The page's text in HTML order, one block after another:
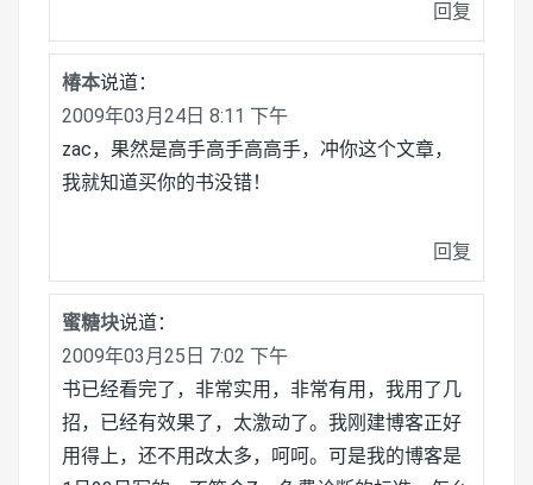
回复
椿本说道：
2009年03月24日 8:11 下午
zac，果然是高手高手高高手，冲你这个文章，
我就知道买你的书没错！
回复
蜜糖块说道：
2009年03月25日 7:02 下午
书已经看完了，非常实用，非常有用，我用了几
招，已经有效果了，太激动了。我刚建博客正好
用得上，还不用改太多，呵呵。可是我的博客是